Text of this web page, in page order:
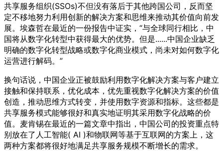
共享服务组织(SSOs)不但没有落后于其他跨国公司，反而坚
定不移地努力利用创新的解决方案和思维来推动其价值向前发
展。埃森哲在最近的一份报告中证实，“与全球同行相比，中
国将从数字化转型中获得最大的优势。但是......中国企业缺乏
明确的数字化转型战略或数字化商业模式，尚未对如何数字化
运营进行解码。”
换句话说，中国企业正被鼓励利用数字化解决方案与客户建立
接触和保持联系，优化成本，优先重视数字化解决方案的价值
创造，推动思维方式转变，并使用数字资源和指标。这些都是
共享服务模式能够很好和真实地证明其采用数字化战略的价
值。麦肯锡在最近的一篇文章中指出，中国公司的投资重点特
别放在了人工智能( AI )和物联网等基于互联网的方案上，这
两种方案都将很好地满足共享服务规模不断增长的需求。